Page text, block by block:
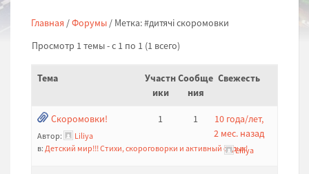
Главная /Форумы / Метка: #дитячі скоромовки
Просмотр 1 темы - с 1 по 1 (1 всего)
Тема
Участн
ики
Сообще
ния
Свежесть
Скоромовки!
Автор:
Liliya
в: Детский мир!!! Стихи, скороговорки и активный отдых!
1 1
10 года/лет,
2 мес. назад
Liliya